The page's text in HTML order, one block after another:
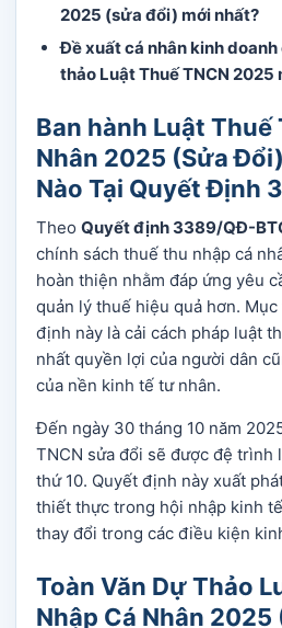
2025 (sửa đổi) mới nhất?
Đề xuất cá nhân kinh
thảo Luật Thuế TNCN 2025
Ban hành Luật Thuế
Nhân 2025 (Sửa
Nào Tại Quyết Định
Theo Quyết định 3389/QĐ-
chính sách thuế thu nhập cá
hoàn thiện nhằm đáp ứng yêu
quản lý thuế hiệu quả hơn.
định này là cải cách pháp luật
nhất quyền lợi của người dân
của nền kinh tế tư nhân.
Đến ngày 30 tháng 10 năm
TNCN sửa đổi sẽ được đệ trình
thứ 10. Quyết định này xuất
thiết thực trong hội nhập kinh
thay đổi trong các điều kiện
Toàn Văn Dự Thảo
Nhập Cá Nhân